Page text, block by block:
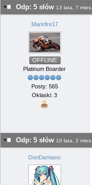
Odp: 5 słów 13 lata, 7
Markfire17
OFFLINE
Platinum Boarder
Posty: 565
Oklaski: 3
Odp: 5 słów 10 lata, 2
DonDamiano